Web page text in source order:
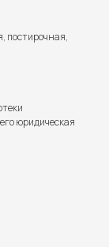
постирочная,
юридическая